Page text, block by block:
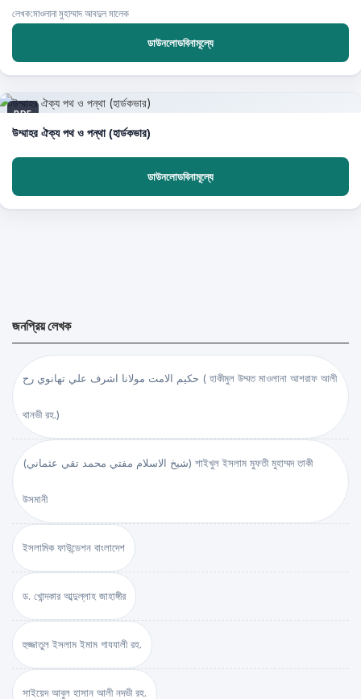
লেখক:মাওলানা মুহাম্মাদ আবদুল মালেক
ডাউনলোডবিনামূল্যে
PDF
উম্মাহর ঐক্য পথ ও পন্থা (হার্ডকভার)
ডাউনলোডবিনামূল্যে
জনপ্রিয় লেখক
حكيم الامت مولانا اشرف علي تهانوي رح ( হাকীমুল উম্মত মাওলানা আশরাফ আলী
থানভী রহ.)
(شيخ الاسلام مفتي محمد تقي عثماني) শাইখুল ইসলাম মুফতী মুহাম্মদ তাকী
উসমানী
ইসলামিক ফাউন্ডেশন বাংলাদেশ
ড. খোন্দকার আব্দুল্লাহ জাহাঙ্গীর
হুজ্জাতুল ইসলাম ইমাম গাযযালী রহ.
সাইয়েদ আবুল হাসান আলী নদভী রহ.